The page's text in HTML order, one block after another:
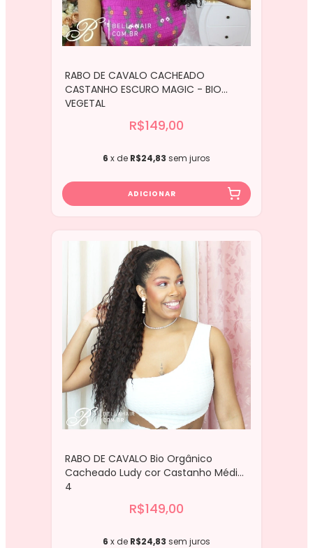
RABO DE CAVALO CACHEADO
CASTANHO ESCURO MAGIC - BIO
VEGETAL
R$149,00
6 x de R$24,83 sem juros
RABO DE CAVALO Bio Orgânico
Cacheado Ludy cor Castanho Médio
4
R$149,00
6 x de R$24,83 sem juros